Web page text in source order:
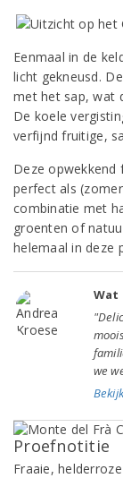
Eenmaal in de
licht gekneusd.
met het sap, wat
De koele
verfijnd fruitige,
Deze opwekkend
perfect als
combinatie met
groenten of
helemaal in deze
Wat
we
Proefnotitie
Fraaie,